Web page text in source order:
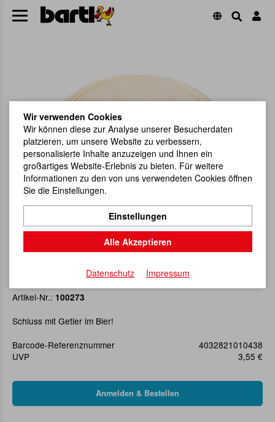
Bierdeckel Ahorn unbedruckt
Artikel-Nr.: 100273
Schluss mit Getier im Bier!
Barcode-Referenznummer
4032821010438
UVP
3,55 €
Wir verwenden Cookies
Wir können diese zur Analyse unserer Besucherdaten
platzieren, um unsere Website zu verbessern,
personalisierte Inhalte anzuzeigen und Ihnen ein
großartiges Website-Erlebnis zu bieten. Für weitere
Informationen zu den von uns verwendeten Cookies öffnen
Sie die Einstellungen.
Einstellungen
Alle Akzeptieren
Datenschutz Impressum